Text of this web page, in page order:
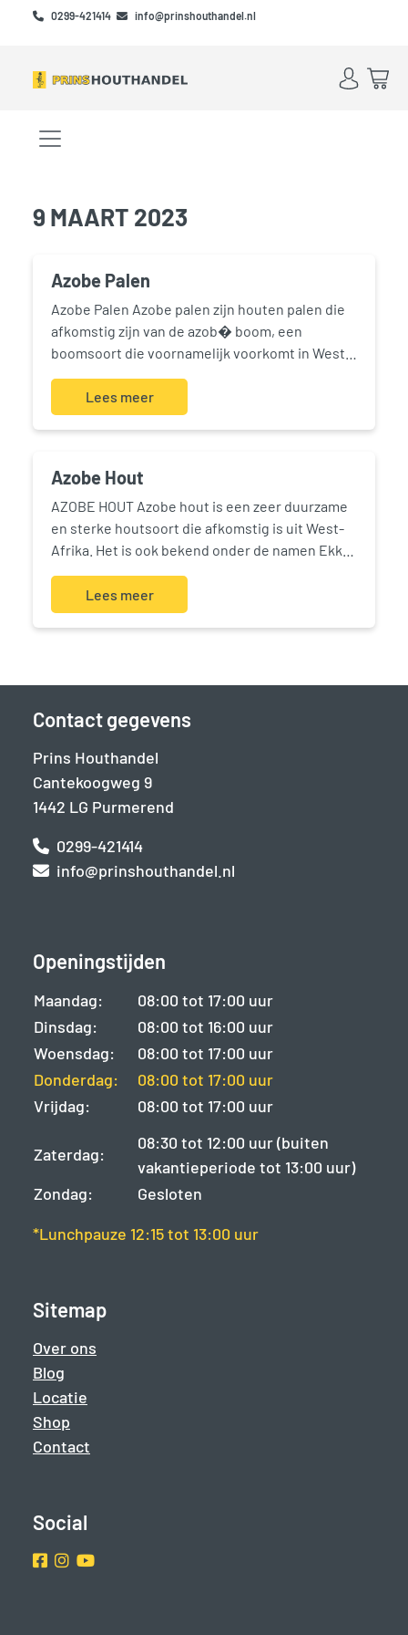
Skip to main content
Skip to footer
0299-421414 info@prinshouthandel.nl
Account
Menu openen/sluiten
9 MAART 2023
Azobe Palen
Azobe Palen Azobe palen zijn houten palen die
afkomstig zijn van de azob� boom, een
boomsoort die voornamelijk voorkomt in West-
bekend om zijn extreme hardheid,
duurzaamheid…
Lees meer
Azobe Hout
AZOBE HOUT Azobe hout is een zeer duurzame
en sterke houtsoort die afkomstig is uit West-
Afrika. Het is ook bekend onder de namen Ekki,
Bongossi, en Lophira alata. Azobe hout is erg
hard en dicht,…
Lees meer
Contact gegevens
Prins Houthandel
Cantekoogweg 9
1442 LG Purmerend
0299-421414
info@prinshouthandel.nl
Openingstijden
Maandag:
08:00 tot 17:00 uur
Dinsdag:
08:00 tot 16:00 uur
Woensdag:
08:00 tot 17:00 uur
Donderdag:
08:00 tot 17:00 uur
Vrijdag:
08:00 tot 17:00 uur
Zaterdag:
08:30 tot 12:00 uur (buiten
vakantieperiode tot 13:00 uur)
Zondag:
Gesloten
*Lunchpauze 12:15 tot 13:00 uur
Sitemap
Over ons
Blog
Locatie
Shop
Contact
Social
Facebook
Instragram
Youtube